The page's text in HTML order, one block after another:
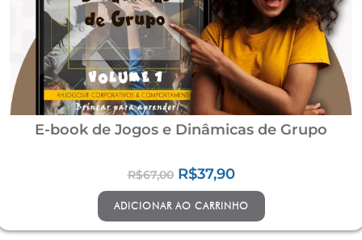
E-book de Jogos e Dinâmicas de Grupo
R$67,00 R$37,90
ADICIONAR AO CARRINHO